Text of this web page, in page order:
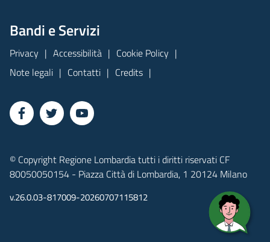
Bandi e Servizi
Privacy Accessibilità
Cookie Policy
Note legali
Contatti Credits
© Copyright Regione Lombardia tutti i diritti riservati CF
80050050154 - Piazza Città di Lombardia, 1 20124 Milano
v.26.0.03-817009-20260707115812